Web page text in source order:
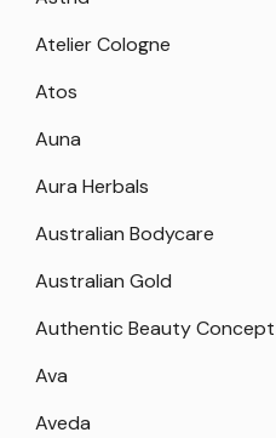
Atelier Cologne
Atos
Auna
Aura Herbals
Australian Bodycare
Australian Gold
Authentic Beauty Concept
Ava
Aveda